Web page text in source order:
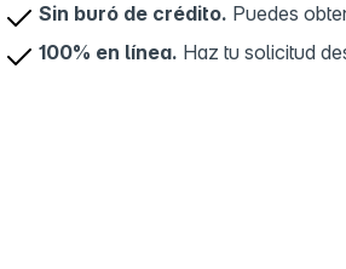
Sin buró de crédito. Puedes
100% en línea. Haz tu solicitud